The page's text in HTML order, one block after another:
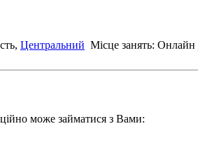
Центральний Місце занять: Онлайн
може займатися з Вами: